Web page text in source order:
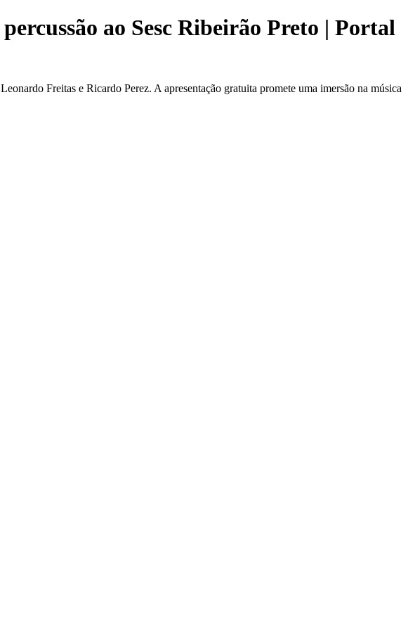
ao Sesc Ribeirão Preto | Portal
Freitas e Ricardo Perez. A apresentação gratuita promete uma imersão na música